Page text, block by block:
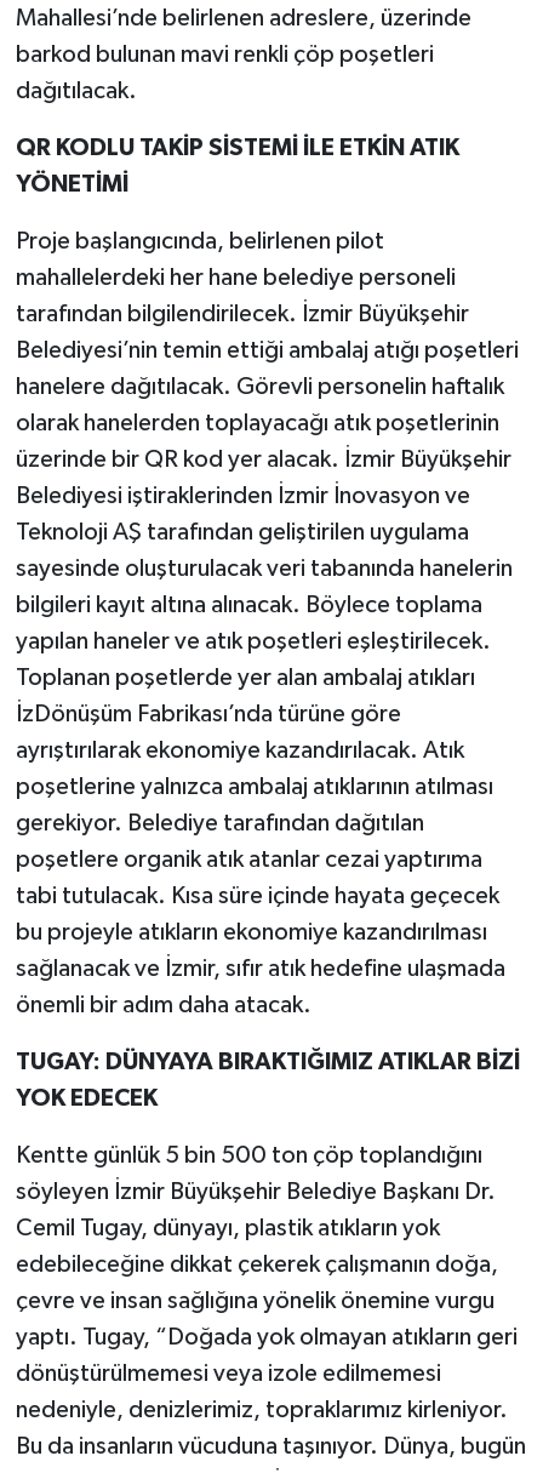
Mahallesi’nde belirlenen adreslere, üzerinde
barkod bulunan mavi renkli çöp poşetleri
dağıtılacak.
QR KODLU TAKİP SİSTEMİ İLE ETKİN ATIK
YÖNETİMİ
Proje başlangıcında, belirlenen pilot
mahallelerdeki her hane belediye personeli
tarafından bilgilendirilecek. İzmir Büyükşehir
Belediyesi’nin temin ettiği ambalaj atığı poşetleri
hanelere dağıtılacak. Görevli personelin haftalık
olarak hanelerden toplayacağı atık poşetlerinin
üzerinde bir QR kod yer alacak. İzmir Büyükşehir
Belediyesi iştiraklerinden İzmir İnovasyon ve
Teknoloji AŞ tarafından geliştirilen uygulama
sayesinde oluşturulacak veri tabanında hanelerin
bilgileri kayıt altına alınacak. Böylece toplama
yapılan haneler ve atık poşetleri eşleştirilecek.
Toplanan poşetlerde yer alan ambalaj atıkları
İzDönüşüm Fabrikası’nda türüne göre
ayrıştırılarak ekonomiye kazandırılacak. Atık
poşetlerine yalnızca ambalaj atıklarının atılması
gerekiyor. Belediye tarafından dağıtılan
poşetlere organik atık atanlar cezai yaptırıma
tabi tutulacak. Kısa süre içinde hayata geçecek
bu projeyle atıkların ekonomiye kazandırılması
sağlanacak ve İzmir, sıfır atık hedefine ulaşmada
önemli bir adım daha atacak.
TUGAY: DÜNYAYA BIRAKTIĞIMIZ ATIKLAR BİZİ
YOK EDECEK
Kentte günlük 5 bin 500 ton çöp toplandığını
söyleyen İzmir Büyükşehir Belediye Başkanı Dr.
Cemil Tugay, dünyayı, plastik atıkların yok
edebileceğine dikkat çekerek çalışmanın doğa,
çevre ve insan sağlığına yönelik önemine vurgu
yaptı. Tugay, “Doğada yok olmayan atıkların geri
dönüştürülmemesi veya izole edilmemesi
nedeniyle, denizlerimiz, topraklarımız kirleniyor.
Bu da insanların vücuduna taşınıyor. Dünya, bugün